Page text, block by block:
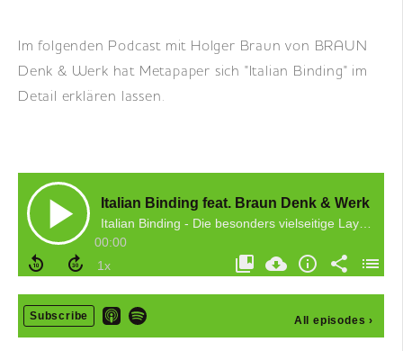
Im folgenden Podcast mit Holger Braun von BRAUN
Denk & Werk hat Metapaper sich "Italian Binding" im
Detail erklären lassen.